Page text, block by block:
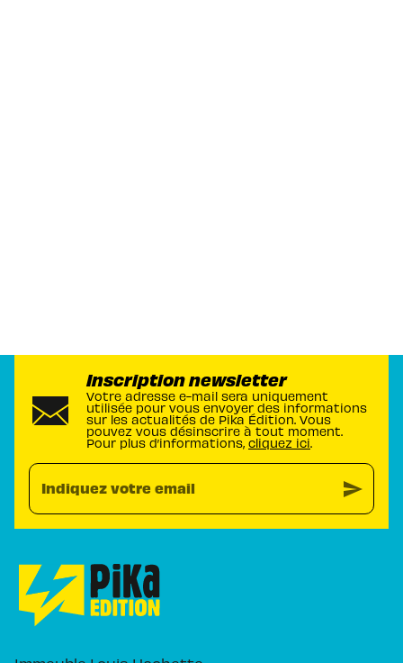
Inscription newsletter
Votre adresse e-mail sera uniquement
utilisée pour vous envoyer des informations
sur les actualités de Pika Édition. Vous
pouvez vous désinscrire à tout moment.
Pour plus d’informations, cliquez ici.
Indiquez votre email send